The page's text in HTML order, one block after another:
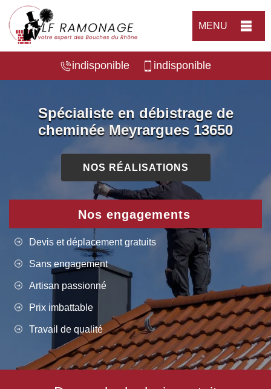
MENU
indisponible indisponible
Spécialiste en débistrage de
cheminée Meyrargues 13650
NOS RÉALISATIONS
Nos engagements
Devis et déplacement gratuits
Sans engagement
Artisan passionné
Prix imbattable
Travail de qualité